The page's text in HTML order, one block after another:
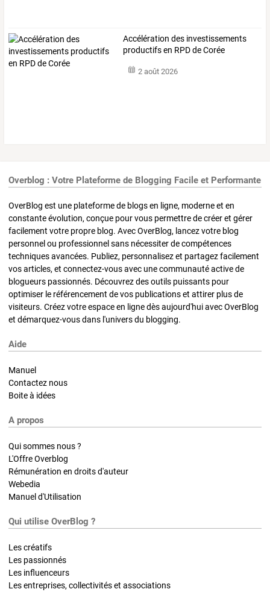
Accélération des investissements
productifs en RPD de Corée
2 août 2026
Overblog : Votre Plateforme de Blogging Facile et Performante
OverBlog est une plateforme de blogs en ligne, moderne et en
constante évolution, conçue pour vous permettre de créer et gérer
facilement votre propre blog. Avec OverBlog, lancez votre blog
personnel ou professionnel sans nécessiter de compétences
techniques avancées. Publiez, personnalisez et partagez facilement
vos articles, et connectez-vous avec une communauté active de
blogueurs passionnés. Découvrez des outils puissants pour
optimiser le référencement de vos publications et attirer plus de
visiteurs. Créez votre espace en ligne dès aujourd'hui avec OverBlog
et démarquez-vous dans l'univers du blogging.
Aide
Manuel
Contactez nous
Boite à idées
A propos
Qui sommes nous ?
L'Offre Overblog
Rémunération en droits d'auteur
Webedia
Manuel d'Utilisation
Qui utilise OverBlog ?
Les créatifs
Les passionnés
Les influenceurs
Les entreprises, collectivités et associations